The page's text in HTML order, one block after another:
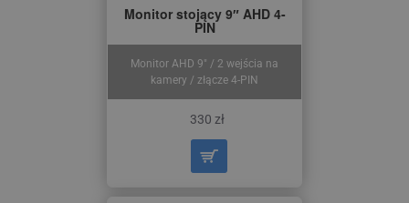
Monitor AHD 9″ / 2 wejścia na
kamery / złącze 4-PIN
Monitor stojący 9″ AHD 4-
PIN
330 zł